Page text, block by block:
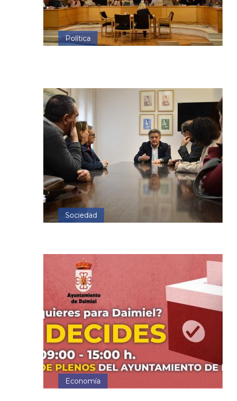
Política
Sociedad
Economía